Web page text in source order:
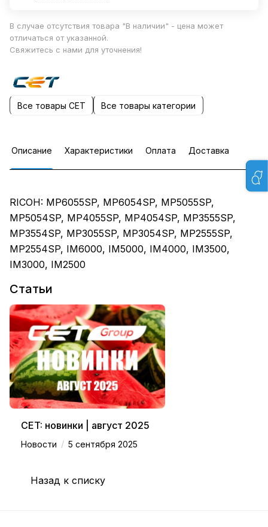
В случае отсутствия товара "В наличии" - цена может
отличаться от указанной.
Свяжитесь с нами для уточнения!
Все товары CET Все товары категории
Описание Характеристики Оплата Доставка
RICOH: MP6055SP, MP6054SP, MP5055SP,
MP5054SP, MP4055SP, MP4054SP, MP3555SP,
MP3554SP, MP3055SP, MP3054SP, MP2555SP,
MP2554SP, IM6000, IM5000, IM4000, IM3500,
IM3000, IM2500
Статьи
CET: новинки | август 2025
Новости / 5 сентября 2025
Назад к списку